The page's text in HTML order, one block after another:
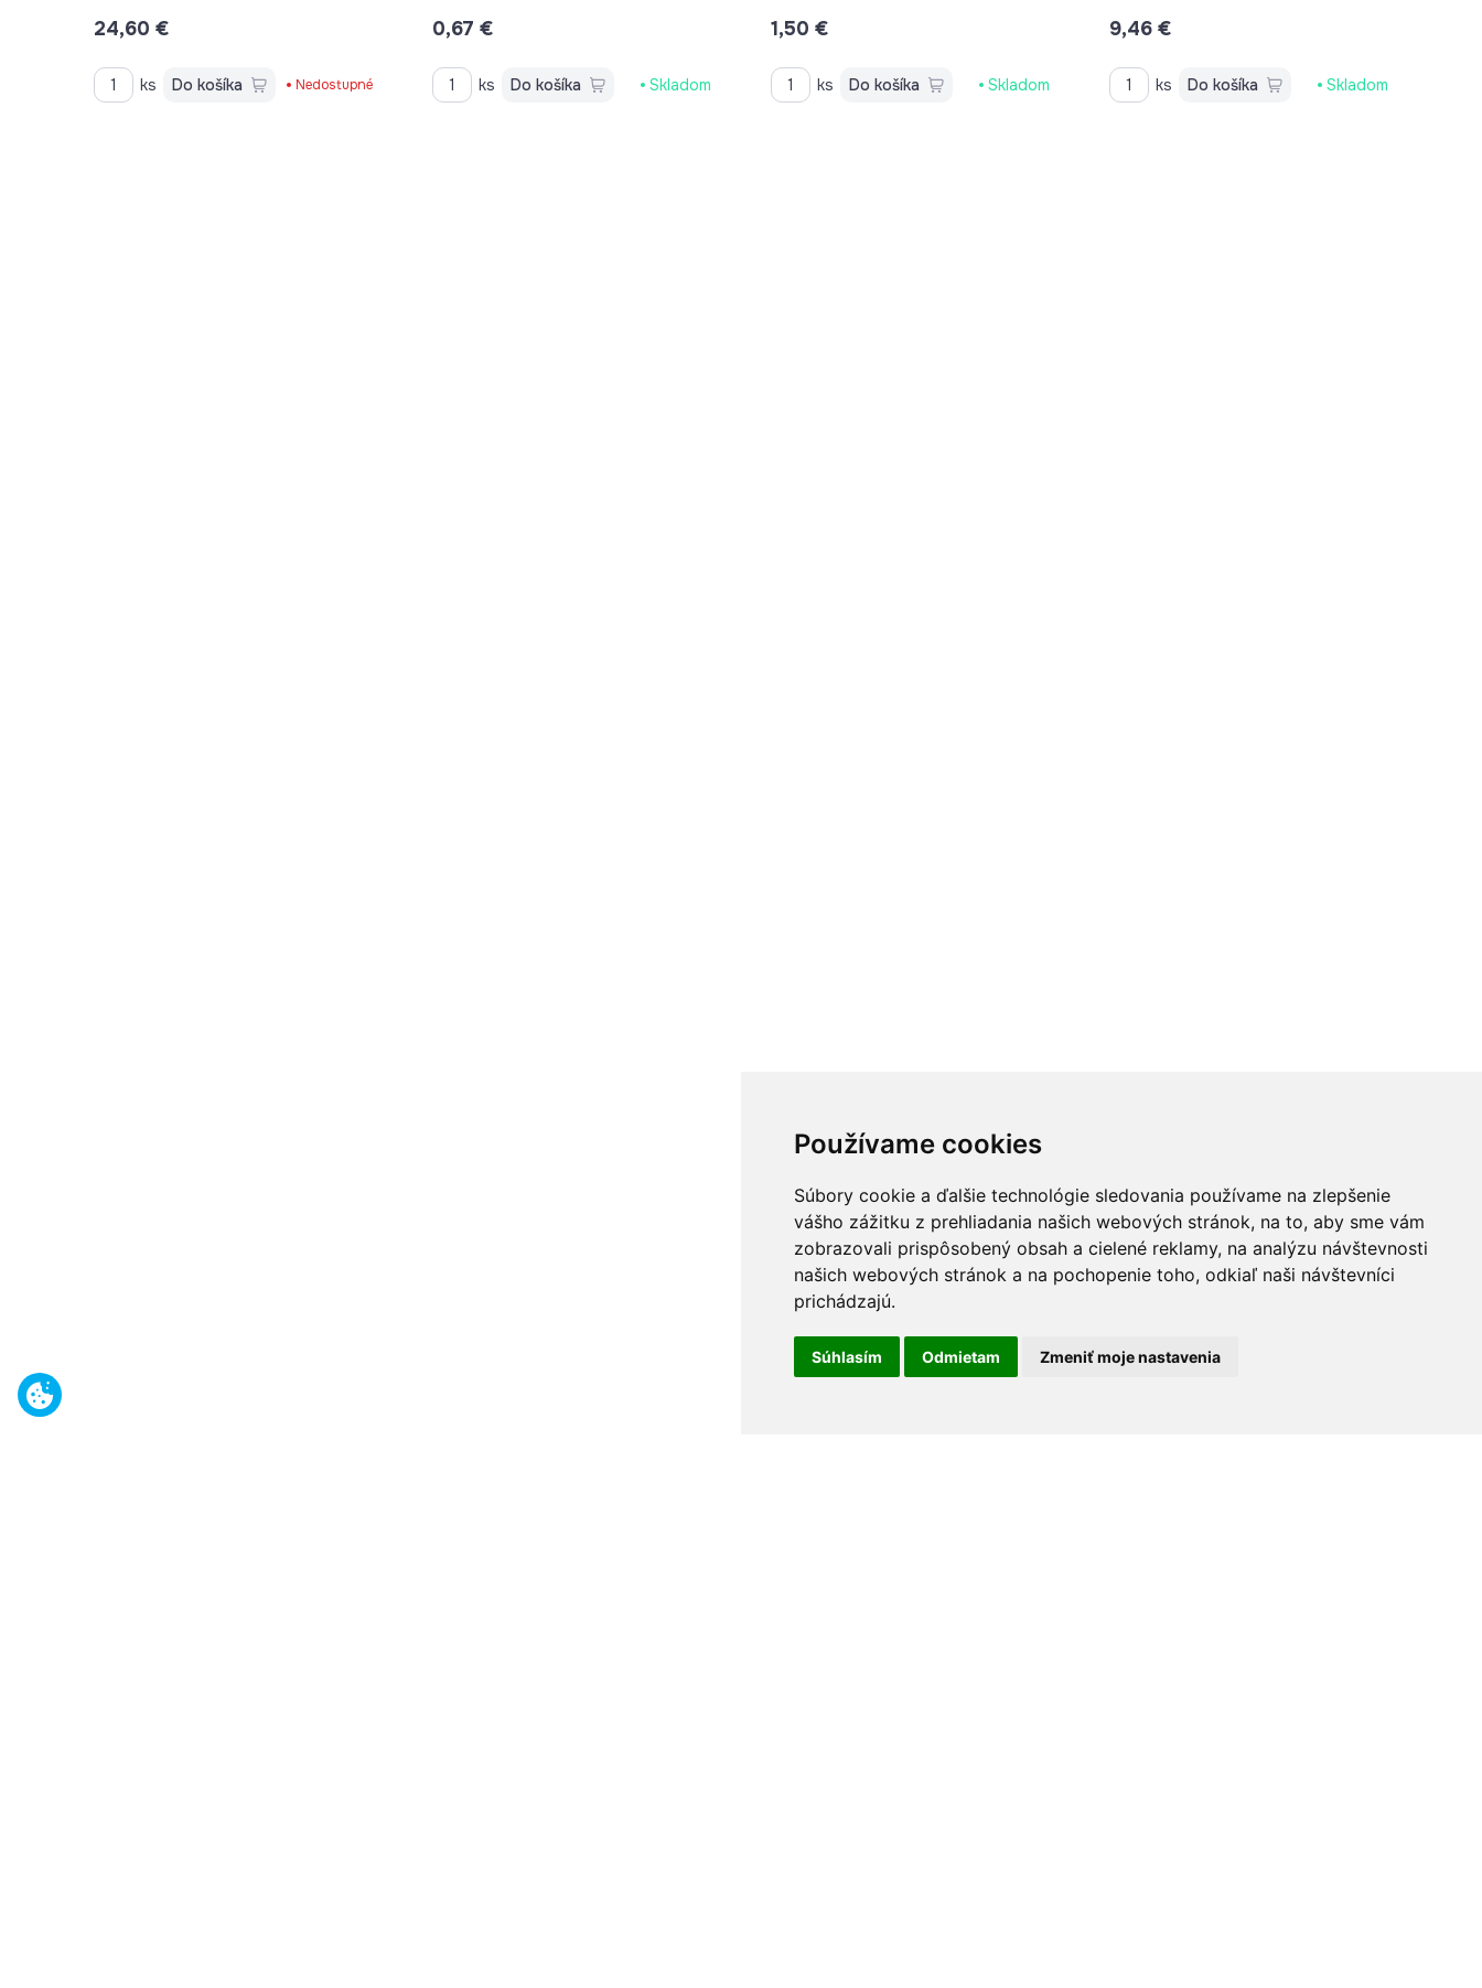
Používame cookies
Súbory cookie a ďalšie technológie sledovania používame na zlepšenie
vášho zážitku z prehliadania našich webových stránok, na to, aby sme vám
zobrazovali prispôsobený obsah a cielené reklamy, na analýzu návštevnosti
našich webových stránok a na pochopenie toho, odkiaľ naši návštevníci
prichádzajú.
Súhlasím Odmietam Zmeniť moje nastavenia
24,60 €
ks Do košíka Nedostupné
0,67 €
ks Do košíka Skladom
1,50 €
ks Do košíka Skladom
VÝŠKA 26MM
9,46 €
ks Do košíka Skladom